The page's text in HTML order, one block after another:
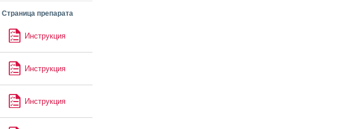
Страница препарата
Инструкция
Инструкция
Инструкция